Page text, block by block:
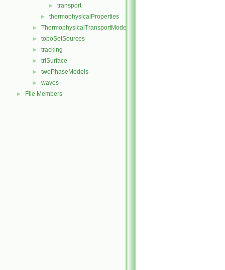
► transport
► thermophysicalProperties
► ThermophysicalTransportModels
► topoSetSources
► tracking
► triSurface
► twoPhaseModels
► waves
► File Members